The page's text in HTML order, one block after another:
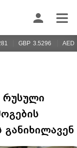
GBP 3.5296 AED
რუსული
განიხილავენ